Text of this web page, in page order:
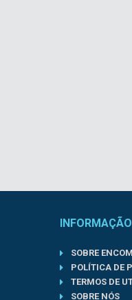
INFORMAÇÃO
SOBRE
POLÍTICA DE
TERMOS DE
SOBRE NÓS